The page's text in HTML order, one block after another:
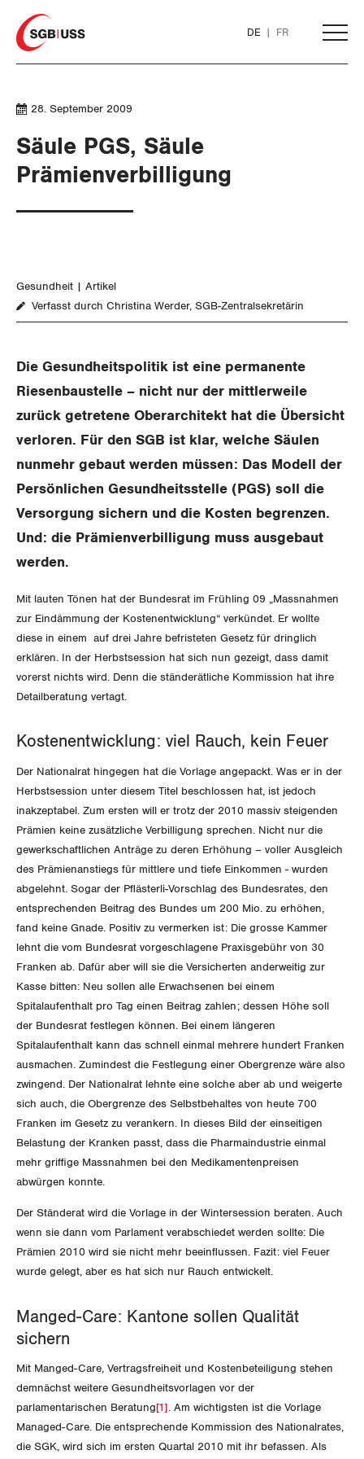
Home
DE FR
THEMEN
Flankierende Massnahmen und
Personenfreizügigkeit
Gewerkschaftsrechte
Arbeitssicherheit und Gesundheitsschutz
Finanzen und Steuerpolitik
Aussenwirtschaft
SOZIALPOLITIK
Berufliche Vorsorge
Arbeitslosenversicherung
Ergänzungsleistungen
Unfallversicherung
Gesundheit
CORONA-VIRUS
SERVICE PUBLIC
Verkehr
Post
Energie und Umwelt
Kommunikation und Medien
GLEICHSTELLUNG
Gleichstellung von LGBTI
BILDUNG & JUGEND
MIGRATION
GEWERKSCHAFTSPOLITIK
SERVICE
GEWERKSCHAFTSMITGLIED WERDEN
LOHNRECHNER
WEITERBILDUNG
BROSCHÜREN/BÜCHER
Bestellformular
DER SGB
WIR ÜBER UNS
GREMIEN
Jugendkommission
Migrationskommission
Rentner:innen-Kommission
ZENTRALSEKRETARIAT
KANTONALE BÜNDE
Aargau
Beide Basel
Bern
Glarus
Graubünden
Jura
ANGESCHLOSSENE VERBÄNDE
OFFENE STELLEN
AGENDA
Medien
Publikationen
Artikel
Medienmitteilungen
Dossier
Blog
Kontakt
28. September 2009
Säule PGS, Säule
Prämienverbilligung
Gesundheit
Artikel
Verfasst durch Christina Werder, SGB-Zentralsekretärin
Die Gesundheitspolitik ist eine permanente
Riesenbaustelle – nicht nur der mittlerweile
zurück getretene Oberarchitekt hat die Übersicht
verloren. Für den SGB ist klar, welche Säulen
nunmehr gebaut werden müssen: Das Modell der
Persönlichen Gesundheitsstelle (PGS) soll die
Versorgung sichern und die Kosten begrenzen.
Und: die Prämienverbilligung muss ausgebaut
werden.
Mit lauten Tönen hat der Bundesrat im Frühling 09 „Massnahmen
zur Eindämmung der Kostenentwicklung“ verkündet. Er wollte
diese in einem auf drei Jahre befristeten Gesetz für dringlich
erklären. In der Herbstsession hat sich nun gezeigt, dass damit
vorerst nichts wird. Denn die ständerätliche Kommission hat ihre
Detailberatung vertagt.
Kostenentwicklung: viel Rauch, kein Feuer
Der Nationalrat hingegen hat die Vorlage angepackt. Was er in der
Herbstsession unter diesem Titel beschlossen hat, ist jedoch
inakzeptabel. Zum ersten will er trotz der 2010 massiv steigenden
Prämien keine zusätzliche Verbilligung sprechen. Nicht nur die
gewerkschaftlichen Anträge zu deren Erhöhung – voller Ausgleich
des Prämienanstiegs für mittlere und tiefe Einkommen - wurden
abgelehnt. Sogar der Pflästerli-Vorschlag des Bundesrates, den
entsprechenden Beitrag des Bundes um 200 Mio. zu erhöhen,
fand keine Gnade. Positiv zu vermerken ist: Die grosse Kammer
lehnt die vom Bundesrat vorgeschlagene Praxisgebühr von 30
Franken ab. Dafür aber will sie die Versicherten anderweitig zur
Kasse bitten: Neu sollen alle Erwachsenen bei einem
Spitalaufenthalt pro Tag einen Beitrag zahlen; dessen Höhe soll
der Bundesrat festlegen können. Bei einem längeren
Spitalaufenthalt kann das schnell einmal mehrere hundert Franken
ausmachen. Zumindest die Festlegung einer Obergrenze wäre also
zwingend. Der Nationalrat lehnte eine solche aber ab und weigerte
sich auch, die Obergrenze des Selbstbehaltes von heute 700
Franken im Gesetz zu verankern. In dieses Bild der einseitigen
Belastung der Kranken passt, dass die Pharmaindustrie einmal
mehr griffige Massnahmen bei den Medikamentenpreisen
abwürgen konnte.
Der Ständerat wird die Vorlage in der Wintersession beraten. Auch
wenn sie dann vom Parlament verabschiedet werden sollte: Die
Prämien 2010 wird sie nicht mehr beeinflussen. Fazit: viel Feuer
wurde gelegt, aber es hat sich nur Rauch entwickelt.
Manged-Care: Kantone sollen Qualität
sichern
Mit Manged-Care, Vertragsfreiheit und Kostenbeteiligung stehen
demnächst weitere Gesundheitsvorlagen vor der
parlamentarischen Beratung[1]. Am wichtigsten ist die Vorlage
Managed-Care. Die entsprechende Kommission des Nationalrates,
die SGK, wird sich im ersten Quartal 2010 mit ihr befassen. Als